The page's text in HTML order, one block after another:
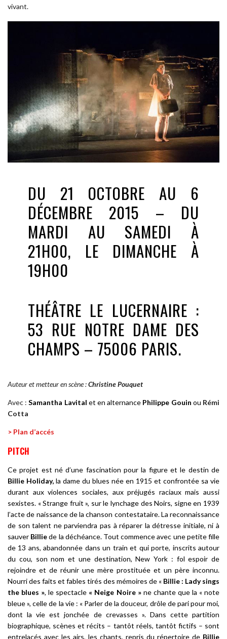
vivant.
DU 21 OCTOBRE AU 6
DÉCEMBRE 2015 – DU
MARDI AU SAMEDI À
21H00, LE DIMANCHE À
19H00
THÉÂTRE LE LUCERNAIRE :
53 RUE NOTRE DAME DES
CHAMPS – 75006 PARIS.
Auteur et metteur en scène :Christine Pouquet
Avec :Samantha Lavital et en alternance Philippe Gouin ou Rémi
Cotta
> Plan d’accés
PITCH
Ce projet est né d’une fascination pour la figure et le destin de
Billie Holiday, la dame du blues née en 1915 et confrontée sa vie
durant aux violences sociales, aux préjugés raciaux mais aussi
sexistes. « Strange fruit », sur le lynchage des Noirs, signe en 1939
l’acte de naissance de la chanson contestataire. La reconnaissance
de son talent ne parviendra pas à réparer la détresse initiale, ni à
sauver Billiede la déchéance. Tout commence avec une petite fille
de 13 ans, abandonnée dans un train et qui porte, inscrits autour
du cou, son nom et une destination, New York : fol espoir de
rejoindre et de réunir une mère prostituée et un père inconnu.
Nourri des faits et fables tirés des mémoires de « Billie : Lady sings
the blues », le spectacle « Neige Noire »ne chante que la « note
bleue », celle de la vie : « Parler de la douceur, drôle de pari pour moi,
dont la vie est jonchée de crevasses ». Dans cette partition
biographique, scènes et récits – tantôt réels, tantôt fictifs – sont
entrelacés avec les airs, les chants, repris du répertoire de Billie